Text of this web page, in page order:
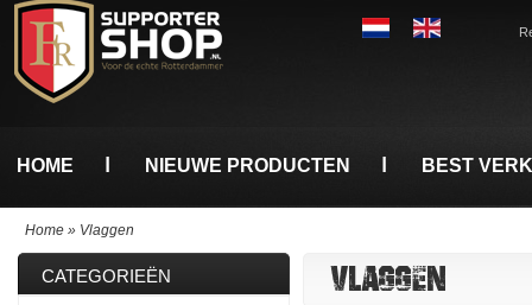
HOME NIEUWE PRODUCTEN BEST
Home » Vlaggen
VLAGGEN
CATEGORIEËN